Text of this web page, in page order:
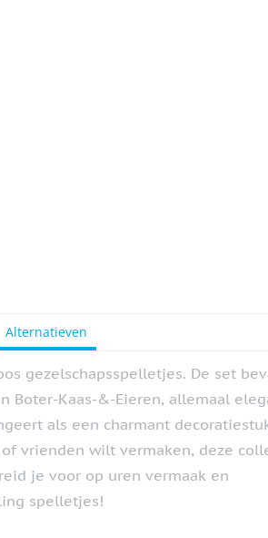
Alternatieven
gezelschapsspelletjes. De set
Boter-Kaas-&-Eieren, allemaal
als een charmant
vrienden wilt vermaken, deze
je voor op uren vermaak en
spelletjes!